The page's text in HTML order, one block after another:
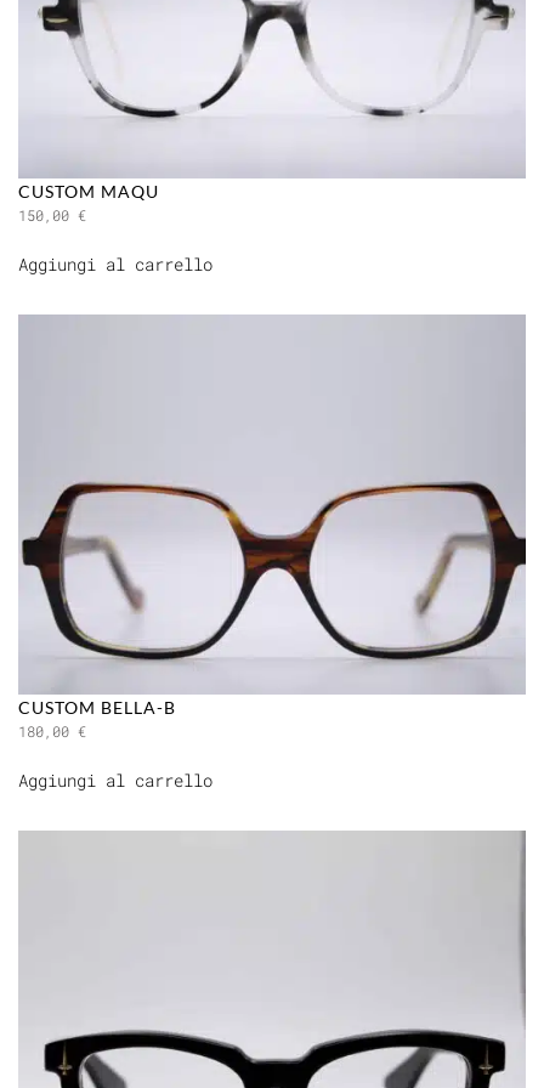
CUSTOM MAQU
150,00 €
Aggiungi al carrello
CUSTOM BELLA-B
180,00 €
Aggiungi al carrello